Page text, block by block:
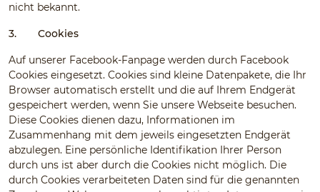
nicht bekannt.
3. Cookies
Auf unserer Facebook-Fanpage werden durch Facebook
Cookies eingesetzt. Cookies sind kleine Datenpakete, die Ihr
Browser automatisch erstellt und die auf Ihrem Endgerät
gespeichert werden, wenn Sie unsere Webseite besuchen.
Diese Cookies dienen dazu, Informationen im
Zusammenhang mit dem jeweils eingesetzten Endgerät
abzulegen. Eine persönliche Identifikation Ihrer Person
durch uns ist aber durch die Cookies nicht möglich. Die
durch Cookies verarbeiteten Daten sind für die genannten